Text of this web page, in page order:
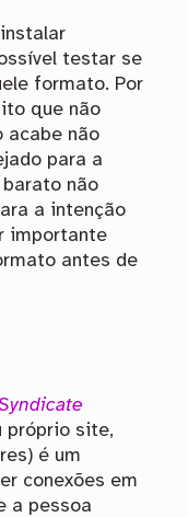
testar se
formato. Por
que não
acabe não
para a
não
a intenção
importante
antes de
próprio site,
é um
conexões em
a pessoa